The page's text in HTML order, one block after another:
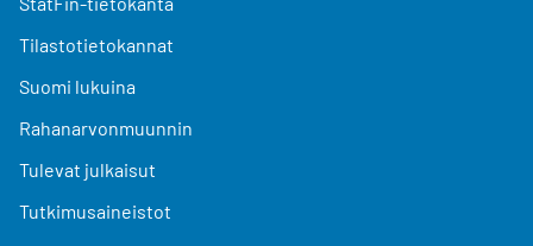
Tilastotietokannat
Suomi lukuina
Rahanarvonmuunnin
Tulevat julkaisut
Tutkimusaineistot